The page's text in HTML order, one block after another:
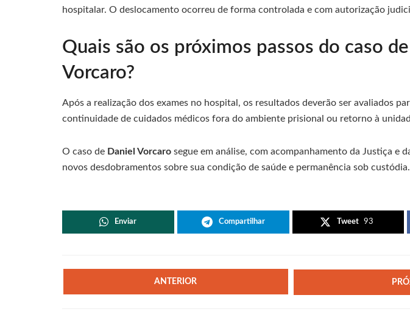
hospitalar. O deslocamento ocorreu de forma controlada e com autorização
Quais são os próximos passos do caso
Vorcaro?
Após a realização dos exames no hospital, os resultados deverão ser avaliados
continuidade de cuidados médicos fora do ambiente prisional ou retorno à
O caso de Daniel Vorcaro segue em análise, com acompanhamento da Justiça e
novos desdobramentos sobre sua condição de saúde e permanência sob custódia.
Enviar Compartilhar Tweet 93
ANTERIOR